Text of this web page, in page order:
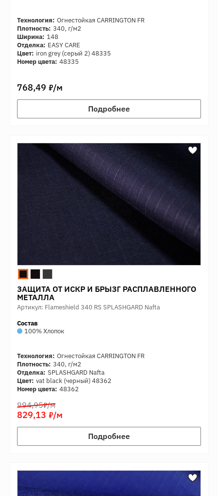
Технология: Огнестойкая CARRINGTON FR
Плотность: 340, г/м2
Ширина: 148
Отделка: EASY CARE
Цвет: iron grey (серый 2) 48335
Номер цвета: 48335
768,49 7/м
Подробнее
ЗАЩИТА ОТ ИСКР И БРЫЗГ РАСПЛАВЛЕННОГО
МЕТАЛЛА
Артикул: Flameshield 340 RS SPLASHGARD Nafta
Состав
100% Хлопок
Технология: Огнестойкая CARRINGTON FR
Плотность: 340, г/м2
Отделка: SPLASHGARD Nafta
Цвет: vat black (черный) 48362
Номер цвета: 48362
829,13 7/м
994,957/м
Подробнее